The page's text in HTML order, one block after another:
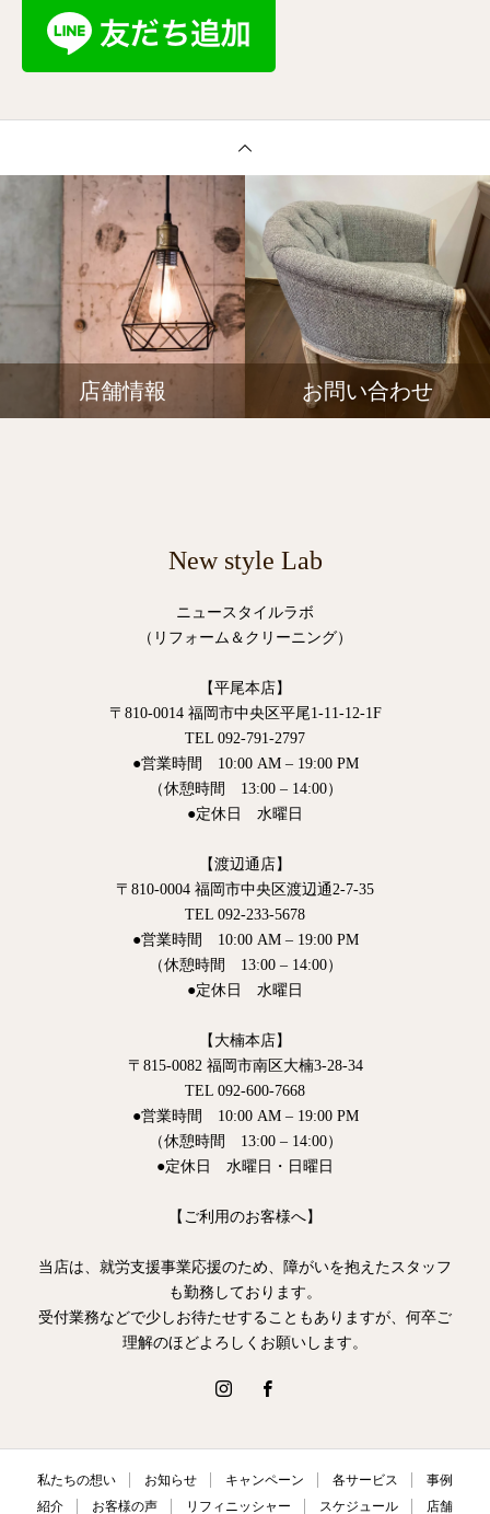
店舗情報 お問い合わせ
New style Lab
ニュースタイルラボ
（リフォーム＆クリーニング）
【平尾本店】
〒810-0014 福岡市中央区平尾1-11-12-1F
TEL 092-791-2797
●営業時間 10:00 AM – 19:00 PM
（休憩時間 13:00 – 14:00）
●定休日 水曜日
【渡辺通店】
〒810-0004 福岡市中央区渡辺通2-7-35
TEL 092-233-5678
●営業時間 10:00 AM – 19:00 PM
（休憩時間 13:00 – 14:00）
●定休日 水曜日
【大楠本店】
〒815-0082 福岡市南区大楠3-28-34
TEL 092-600-7668
●営業時間 10:00 AM – 19:00 PM
（休憩時間 13:00 – 14:00）
●定休日 水曜日・日曜日
【ご利用のお客様へ】
当店は、就労支援事業応援のため、障がいを抱えたスタッフ
も勤務しております。
受付業務などで少しお待たせすることもありますが、何卒ご
理解のほどよろしくお願いします。
私たちの想い お知らせ キャンペーン 各サービス
事例
紹介
お客様の声 リフィニッシャー スケジュール 店舗